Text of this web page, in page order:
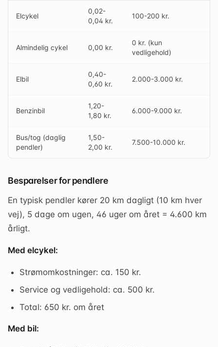
Elcykel
0,02-
0,04 kr.
100-200 kr.
Almindelig cykel 0,00 kr.
0 kr. (kun
vedligehold)
Elbil
0,40-
0,60 kr.
2.000-3.000 kr.
Benzinbil
1,20-
1,80 kr.
6.000-9.000 kr.
Bus/tog (daglig
pendler)
1,50-
2,00 kr.
7.500-10.000 kr.
Besparelser for pendlere
En typisk pendler kører 20 km dagligt (10 km hver
vej), 5 dage om ugen, 46 uger om året = 4.600 km
årligt.
Med elcykel:
Strømomkostninger: ca. 150 kr.
Service og vedligehold: ca. 500 kr.
Total: 650 kr. om året
Med bil: